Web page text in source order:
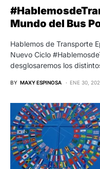
Mundo del Bus
Hablemos de Transporte
Nuevo Ciclo
desglosaremos los
BY MAXY ESPINOSA ENE 30,